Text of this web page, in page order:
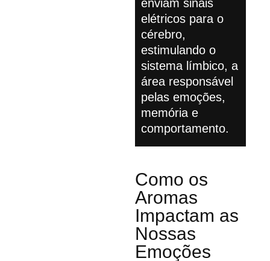
enviam sinais
elétricos para o
cérebro,
estimulando o
sistema límbico, a
área responsável
pelas emoções,
memória e
comportamento.
Como os
Aromas
Impactam as
Nossas
Emoções